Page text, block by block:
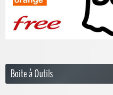
Boite à Outils